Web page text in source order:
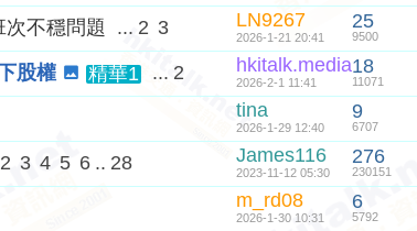
不穩問題 ... 2 3 LN9267
2026-1-21 20:41
25
9500
股權 精華1 ... 2 hkitalk.media
2026-2-1 11:41
18
11071
tina
2026-1-29 12:40
9
6707
2 3 4 5 6 .. 28 James116
2023-11-12 05:30
276
230151
m_rd08
2026-1-30 10:31
6
5792